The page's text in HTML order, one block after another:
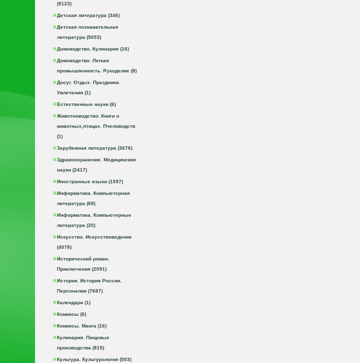
(9123)
Детская литература (346)
Детская познавательная
литература (5053)
Домоводство. Кулинария (16)
Домоводство. Легкая
промышленность. Рукоделие (8)
Досуг. Отдых. Праздники.
Увлечения (1)
Естественные науки (6)
Животноводство. Книги о
животных,птицах. Пчеловодств
(1)
Зарубежная литература (3676)
Здравоохранение. Медицинские
науки (2417)
Иностранные языки (1597)
Информатика. Компьютерная
литература (68)
Информатика. Компьютерные
литература (20)
Искусство. Искусствоведение
(4078)
Исторический роман.
Приключения (2091)
История. История России.
Персоналии (7687)
Календари (1)
Комиксы (6)
Комиксы. Манга (16)
Кулинария. Пищевые
производства (815)
Культура. Культурология (503)